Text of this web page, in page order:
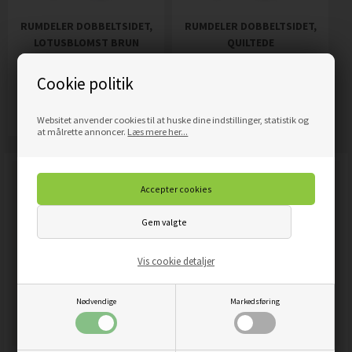
Cookie politik
Websitet anvender cookies til at huske dine indstillinger, statistik og
at målrette annoncer. Læs mere her...
Nødvendige Markedsføring
Vis cookie detaljer
RUMDELER DOBBELTSIDET,
LOTUSBLOMST BRUN
Pris1.689,00DKK
RUMDELER DOBBELTSIDET,
QUILTEDE